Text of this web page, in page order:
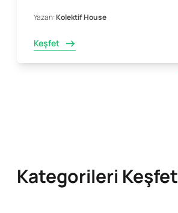
Yazan:Kolektif House
Keşfet
Kategorileri Keşfet